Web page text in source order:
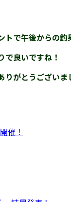
トで午後からの釣
で良いですね！
りがとうございま
催！